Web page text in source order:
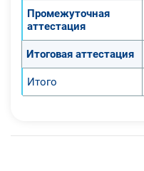
Промежуточная
аттестация
Итоговая аттестация
Итого